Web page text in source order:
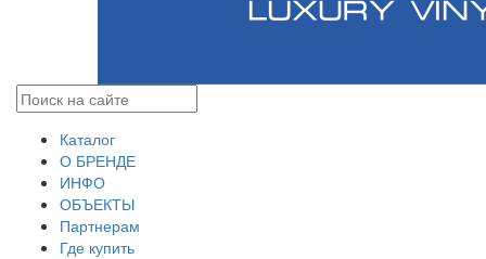
Каталог
О БРЕНДЕ
ИНФО
ОБЪЕКТЫ
Партнерам
Где купить